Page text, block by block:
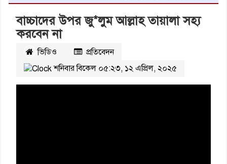
বাচ্চাদের উপর জু*লুম আল্লাহ তায়ালা সহ্য
করবেন না
ভিডিও
প্রতিবেদন
শনিবার বিকেল ০৫:২৩, ১২ এপ্রিল, ২০২৫